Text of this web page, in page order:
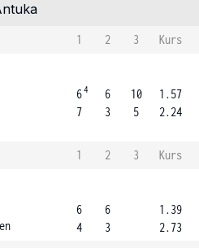
1 2 3
Kurs
64
7
6
3
10
5
1.57
2.24
1 2 3
Kurs
6
4
6
3
1.39
2.73